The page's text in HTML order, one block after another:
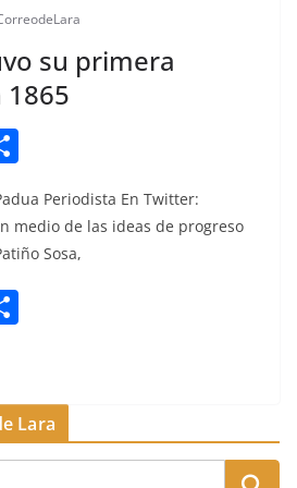
su primera
m
p
Peri­odista En Twit­ter:
medio de las ideas de pro­gre­so
Sosa,
p
ar
Lara